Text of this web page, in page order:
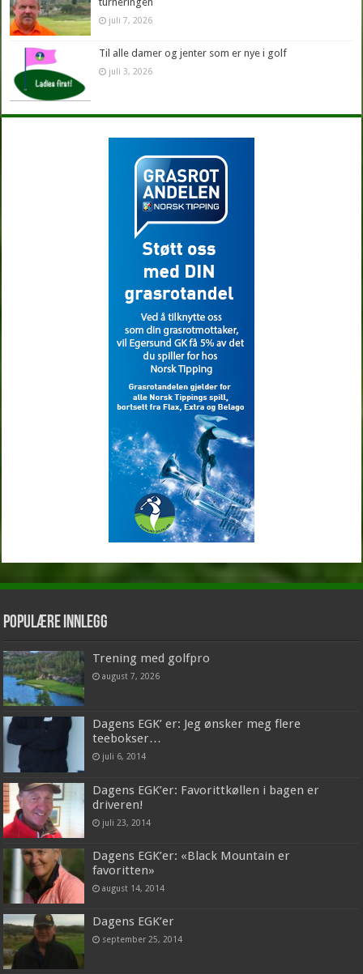
juli 7, 2026
Til alle damer og jenter som er nye i golf
juli 3, 2026
Populære innlegg
Trening med golfpro
august 7, 2026
Dagens EGK’ er: Jeg ønsker meg flere
teebokser…
juli 6, 2014
Dagens EGK’er: Favorittkøllen i bagen er
driveren!
juli 23, 2014
Dagens EGK’er: «Black Mountain er
favoritten»
august 14, 2014
Dagens EGK’er
september 25, 2014